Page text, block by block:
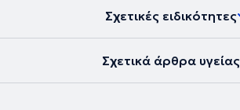
Σχετικές ειδικότητες
Σχετικά άρθρα υγείας